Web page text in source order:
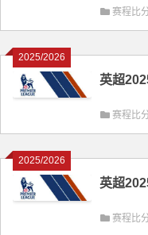
赛程比
2025/2026
英超
赛程比
2025/2026
英超
赛程比